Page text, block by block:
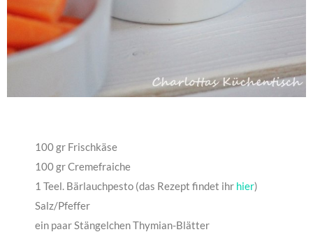
100 gr Frischkäse
100 gr Cremefraiche
1 Teel. Bärlauchpesto (das Rezept findet ihr hier)
Salz/Pfeffer
ein paar Stängelchen Thymian-Blätter